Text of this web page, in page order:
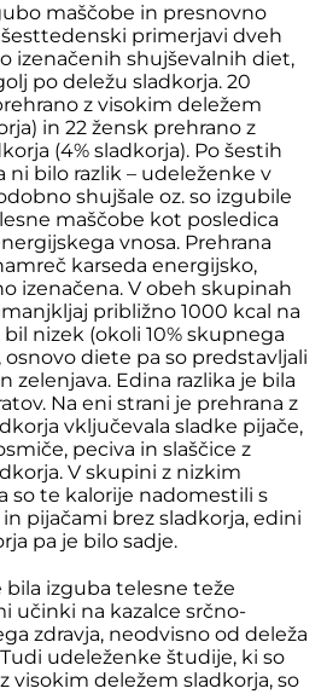
maščobe in presnovno
primerjavi dveh
izenačenih shujševalnih diet,
po deležu sladkorja. 20
z visokim deležem
in 22 žensk prehrano z
(4% sladkorja). Po šestih
bilo razlik – udeleženke v
shujšale oz. so izgubile
maščobe kot posledica
vnosa. Prehrana
karseda energijsko,
izenačena. V obeh skupinah
približno 1000 kcal na
nizek (okoli 10% skupnega
diete pa so predstavljali
zelenjava. Edina razlika je bila
Na eni strani je prehrana z
vključevala sladke pijače,
peciva in slaščice z
V skupini z nizkim
so te kalorije nadomestili s
pijačami brez sladkorja, edini
pa je bilo sadje.
izguba telesne teže
učinki na kazalce srčno-
zdravja, neodvisno od deleža
udeleženke študije, ki so
visokim deležem sladkorja, so